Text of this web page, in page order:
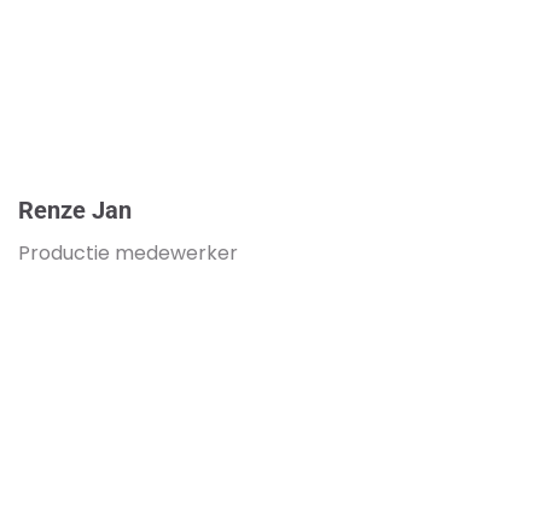
Renze Jan
Productie medewerker